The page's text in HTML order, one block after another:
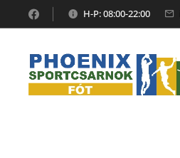
H-P: 08:00-22:00